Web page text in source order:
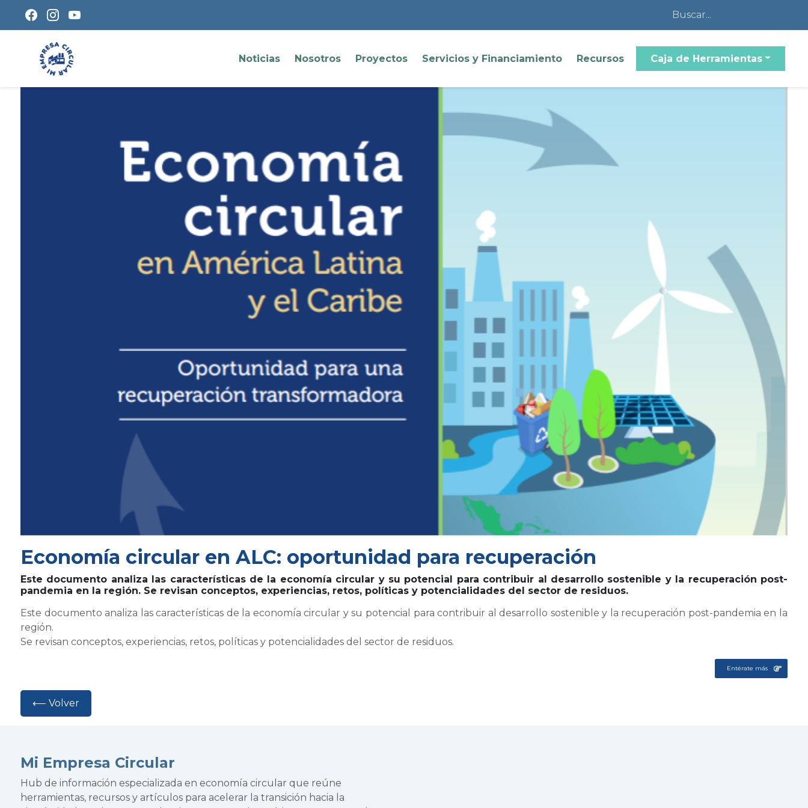
Noticias Nosotros Proyectos Servicios y Financiamiento Recursos Caja de Herramientas
Economía circular en ALC: oportunidad para recuperación
Este documento analiza las características de la economía circular y su potencial para contribuir al desarrollo sostenible y la recuperación post-
pandemia en la región. Se revisan conceptos, experiencias, retos, políticas y potencialidades del sector de residuos.
Este documento analiza las características de la economía circular y su potencial para contribuir al desarrollo sostenible y la recuperación post-pandemia en la
región.
Se revisan conceptos, experiencias, retos, políticas y potencialidades del sector de residuos.
Entérate más
⟵ Volver
Mi Empresa Circular
Hub de información especializada en economía circular que reúne
herramientas, recursos y artículos para acelerar la transición hacia la